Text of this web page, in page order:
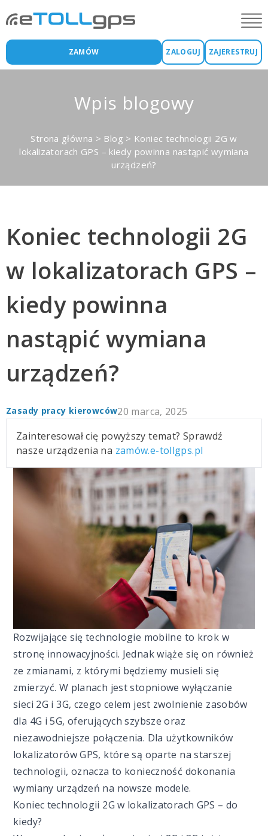
ZAMÓW ZALOGUJ ZAJERESTRUJ
Wpis blogowy
Strona główna > Blog > Koniec technologii 2G w
lokalizatorach GPS – kiedy powinna nastąpić wymiana
urządzeń?
Koniec technologii 2G
w lokalizatorach GPS –
kiedy powinna
nastąpić wymiana
urządzeń?
Zasady pracy kierowców20 marca, 2025
Zainteresował cię powyższy temat? Sprawdź
nasze urządzenia na zamów.e-tollgps.pl
Rozwijające się technologie mobilne to krok w
stronę innowacyjności. Jednak wiąże się on również
ze zmianami, z którymi będziemy musieli się
zmierzyć. W planach jest stopniowe wyłączanie
sieci 2G i 3G, czego celem jest zwolnienie zasobów
dla 4G i 5G, oferujących szybsze oraz
niezawodniejsze połączenia. Dla użytkowników
lokalizatorów GPS, które są oparte na starszej
technologii, oznacza to konieczność dokonania
wymiany urządzeń na nowsze modele.
Koniec technologii 2G w lokalizatorach GPS – do
kiedy?